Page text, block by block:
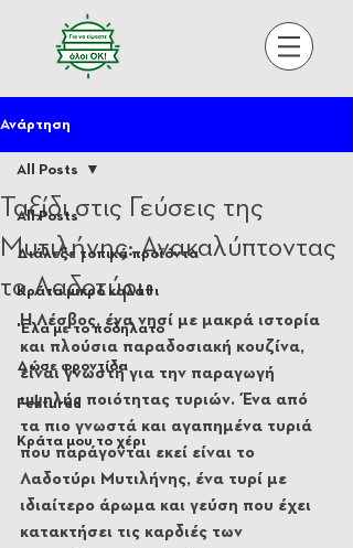
Ανάρτηση
All Posts
Διάλεξε τοπικά προϊόντα
Κράτα μικρό καλάθι
'Ελα με το ποδήλατο
Δώσε φροντίδα
Featured
Κράτα μου το χέρι
All Posts
Ταξίδι στις Γεύσεις της
Μυτιλήνης: Ανακαλύπτοντας
το Λαδοτύρι
Η Λέσβος, ένα νησί με μακρά ιστορία
και πλούσια παραδοσιακή κουζίνα,
είναι γνωστή για την παραγωγή
υψηλής ποιότητας τυριών. Ένα από
τα πιο γνωστά και αγαπημένα τυριά
που παράγονται εκεί είναι το
Λαδοτύρι Μυτιλήνης, ένα τυρί με
ιδιαίτερο άρωμα και γεύση που έχει
κατακτήσει τις καρδιές των